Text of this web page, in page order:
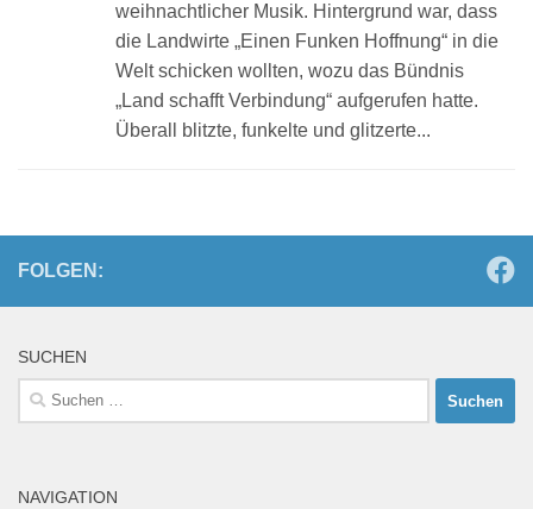
weihnachtlicher Musik. Hintergrund war, dass
die Landwirte „Einen Funken Hoffnung“ in die
Welt schicken wollten, wozu das Bündnis
„Land schafft Verbindung“ aufgerufen hatte.
Überall blitzte, funkelte und glitzerte...
FOLGEN:
SUCHEN
Suchen
nach:
NAVIGATION